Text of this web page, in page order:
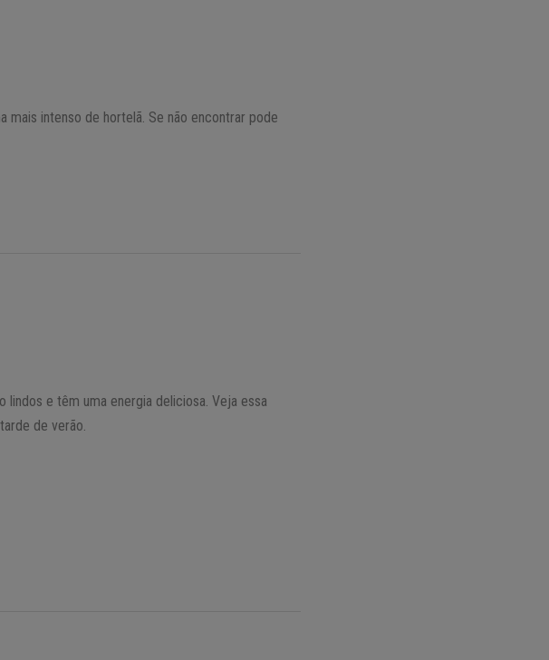
intenso de hortelã. Se não encontrar pode
lindos e têm uma energia deliciosa. Veja essa
de verão.